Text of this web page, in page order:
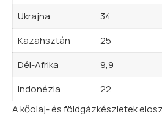
Ukrajna
34
Kazahsztán
25
Dél-Afrika
9,9
Indonézia
22
A kőolaj- és földgázkészletek